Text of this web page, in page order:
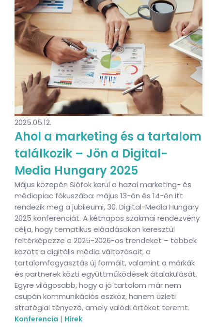
2025.05.12.
Ahol a marketing és a tartalom
találkozik – Jön a Digital-
Media Hungary 2025
Május közepén Siófok kerül a hazai marketing- és
médiapiac fókuszába: május 13-án és 14-én itt
rendezik meg a jubileumi, 30. Digital-Media Hungary
2025 konferenciát. A kétnapos szakmai rendezvény
célja, hogy tematikus előadásokon keresztül
feltérképezze a 2025-2026-os trendeket – többek
között a digitális média változásait, a
tartalomfogyasztás új formáit, valamint a márkák
és partnerek közti együttműködések átalakulását.
Egyre világosabb, hogy a jó tartalom már nem
csupán kommunikációs eszköz, hanem üzleti
stratégiai tényező, amely valódi értéket teremt.
Konferencia | Hírek